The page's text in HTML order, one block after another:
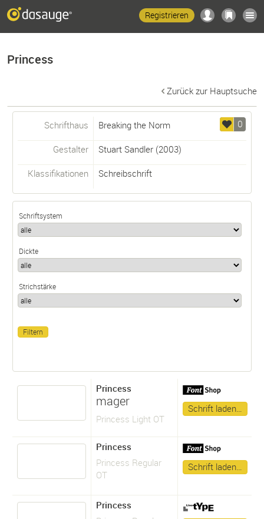
Registrieren
Princess
Zurück zur Hauptsuche
0
Schrifthaus Breaking the Norm
Gestalter Stuart Sandler(2003)
Klassifikationen Schreibschrift
Schriftsystem
Dickte
Strichstärke
Princess
mager
Princess Light OT
Schrift laden…
Princess
Princess Regular
OT
Schrift laden…
Princess